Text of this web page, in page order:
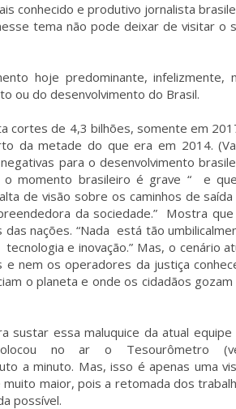
conhecido e produtivo jornalista
tema não pode deixar de visitar o
hoje predominante, infelizmente,
ou do desenvolvimento do Brasil.
cortes de 4,3 bilhões, somente em
da metade do que era em 2014.
para o desenvolvimento
o momento brasileiro é grave “ e
de visão sobre os caminhos de saída
da sociedade.” Mostra que
nações. “Nada está tão
e inovação.” Mas, o cenário
nem os operadores da justiça
o planeta e onde os cidadãos gozam
sustar essa maluquice da atual equipe
no ar o Tesourômetro
a minuto. Mas, isso é apenas uma
maior, pois a retomada dos
possível.